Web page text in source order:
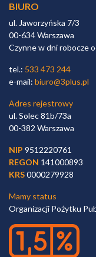
BIURO
ul. Jaworzyńska 7/3
00-634 Warszawa
Czynne w dni robocze
tel.: 533 473 244
e-mail: biuro@3plus.pl
Adres rejestrowy
ul. Solec 81b/73a
00-382 Warszawa
NIP 9512220761
REGON 141000893
KRS0000279928
Mamy status
Organizacji Pożytku